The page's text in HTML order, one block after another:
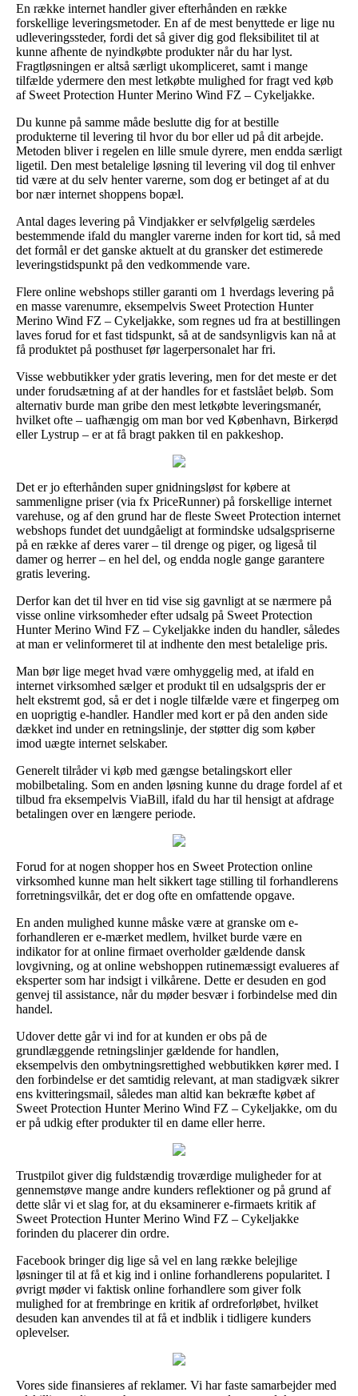
En række internet handler giver efterhånden en række
forskellige leveringsmetoder. En af de mest benyttede er lige nu
udleveringssteder, fordi det så giver dig god fleksibilitet til at
kunne afhente de nyindkøbte produkter når du har lyst.
Fragtløsningen er altså særligt ukompliceret, samt i mange
tilfælde ydermere den mest letkøbte mulighed for fragt ved køb
af Sweet Protection Hunter Merino Wind FZ – Cykeljakke.
Du kunne på samme måde beslutte dig for at bestille
produkterne til levering til hvor du bor eller ud på dit arbejde.
Metoden bliver i regelen en lille smule dyrere, men endda særligt
ligetil. Den mest betalelige løsning til levering vil dog til enhver
tid være at du selv henter varerne, som dog er betinget af at du
bor nær internet shoppens bopæl.
Antal dages levering på Vindjakker er selvfølgelig særdeles
bestemmende ifald du mangler varerne inden for kort tid, så med
det formål er det ganske aktuelt at du gransker det estimerede
leveringstidspunkt på den vedkommende vare.
Flere online webshops stiller garanti om 1 hverdags levering på
en masse varenumre, eksempelvis Sweet Protection Hunter
Merino Wind FZ – Cykeljakke, som regnes ud fra at bestillingen
laves forud for et fast tidspunkt, så at de sandsynligvis kan nå at
få produktet på posthuset før lagerpersonalet har fri.
Visse webbutikker yder gratis levering, men for det meste er det
under forudsætning af at der handles for et fastslået beløb. Som
alternativ burde man gribe den mest letkøbte leveringsmanér,
hvilket ofte – uafhængig om man bor ved København, Birkerød
eller Lystrup – er at få bragt pakken til en pakkeshop.
Det er jo efterhånden super gnidningsløst for købere at
sammenligne priser (via fx PriceRunner) på forskellige internet
varehuse, og af den grund har de fleste Sweet Protection internet
webshops fundet det uundgåeligt at formindske udsalgspriserne
på en række af deres varer – til drenge og piger, og ligeså til
damer og herrer – en hel del, og endda nogle gange garantere
gratis levering.
Derfor kan det til hver en tid vise sig gavnligt at se nærmere på
visse online virksomheder efter udsalg på Sweet Protection
Hunter Merino Wind FZ – Cykeljakke inden du handler, således
at man er velinformeret til at indhente den mest betalelige pris.
Man bør lige meget hvad være omhyggelig med, at ifald en
internet virksomhed sælger et produkt til en udsalgspris der er
helt ekstremt god, så er det i nogle tilfælde være et fingerpeg om
en uoprigtig e-handler. Handler med kort er på den anden side
dækket ind under en retningslinje, der støtter dig som køber
imod uægte internet selskaber.
Generelt tilråder vi køb med gængse betalingskort eller
mobilbetaling. Som en anden løsning kunne du drage fordel af et
tilbud fra eksempelvis ViaBill, ifald du har til hensigt at afdrage
betalingen over en længere periode.
Forud for at nogen shopper hos en Sweet Protection online
virksomhed kunne man helt sikkert tage stilling til forhandlerens
forretningsvilkår, det er dog ofte en omfattende opgave.
En anden mulighed kunne måske være at granske om e-
forhandleren er e-mærket medlem, hvilket burde være en
indikator for at online firmaet overholder gældende dansk
lovgivning, og at online webshoppen rutinemæssigt evalueres af
eksperter som har indsigt i vilkårene. Dette er desuden en god
genvej til assistance, når du møder besvær i forbindelse med din
handel.
Udover dette går vi ind for at kunden er obs på de
grundlæggende retningslinjer gældende for handlen,
eksempelvis den ombytningsrettighed webbutikken kører med. I
den forbindelse er det samtidig relevant, at man stadigvæk sikrer
ens kvitteringsmail, således man altid kan bekræfte købet af
Sweet Protection Hunter Merino Wind FZ – Cykeljakke, om du
er på udkig efter produkter til en dame eller herre.
Trustpilot giver dig fuldstændig troværdige muligheder for at
gennemstøve mange andre kunders reflektioner og på grund af
dette slår vi et slag for, at du eksaminerer e-firmaets kritik af
Sweet Protection Hunter Merino Wind FZ – Cykeljakke
forinden du placerer din ordre.
Facebook bringer dig lige så vel en lang række belejlige
løsninger til at få et kig ind i online forhandlerens popularitet. I
øvrigt møder vi faktisk online forhandlere som giver folk
mulighed for at frembringe en kritik af ordreforløbet, hvilket
desuden kan anvendes til at få et indblik i tidligere kunders
oplevelser.
Vores side finansieres af reklamer. Vi har faste samarbejder med